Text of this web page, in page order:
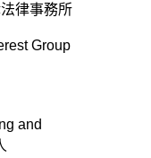
律事務所
Group
and